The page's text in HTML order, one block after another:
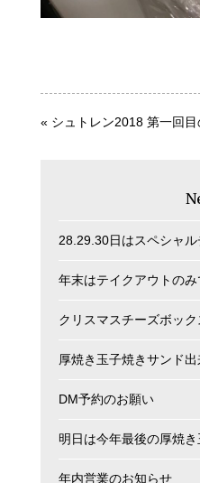
« シュトレン2018 第一回
28.29.30日はスペシャ
年末はテイクアウトのみ
クリスマスチーズボッ
厚焼き玉子焼きサンド
DM予約のお願い
明日は今年最後の厚焼
年内営業のお知らせ